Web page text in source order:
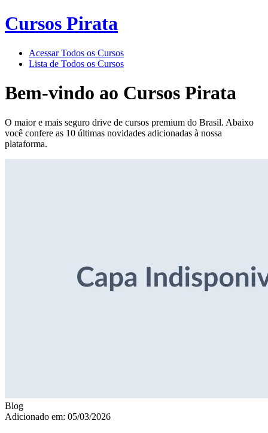
Cursos Pirata
Acessar Todos os Cursos
Lista de Todos os Cursos
Bem-vindo ao Cursos Pirata
O maior e mais seguro drive de cursos premium do Brasil. Abaixo
você confere as 10 últimas novidades adicionadas à nossa
plataforma.
Blog
Adicionado em: 05/03/2026